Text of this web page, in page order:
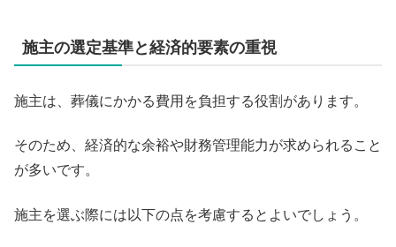
施主の選定基準と経済的要素の重視
施主は、葬儀にかかる費用を負担する役割があります。
そのため、経済的な余裕や財務管理能力が求められること
が多いです。
施主を選ぶ際には以下の点を考慮するとよいでしょう。